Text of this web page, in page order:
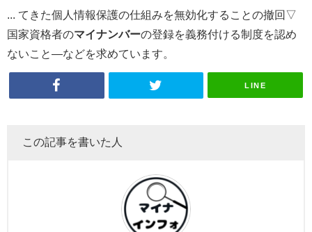
... てきた個人情報保護の仕組みを無効化することの撤回▽
国家資格者のマイナンバーの登録を義務付ける制度を認め
ないこと―などを求めています。
LINE
この記事を書いた人